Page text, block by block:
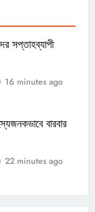
সপ্তাহব্যাপী
16 minutes ago
বারবার
22 minutes ago